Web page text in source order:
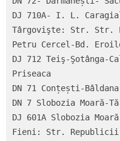
DJ 710A- I. L.
Târgovişte: Str. Str.
Petru Cercel-Bd.
DJ 712 Teiş-Şotânga-
Priseaca
DN 71 Conțești-Bâldana
DN 7 Slobozia Moară-
DJ 601A Slobozia
Fieni: Str.